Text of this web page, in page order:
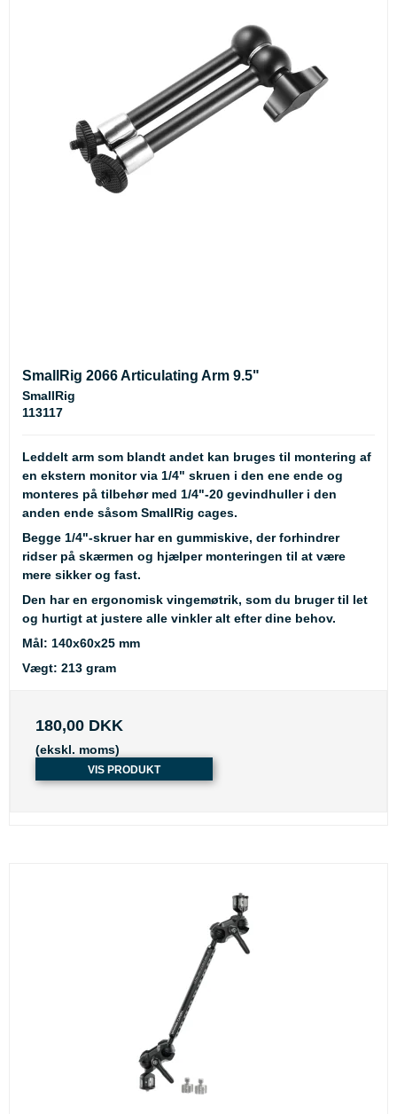
SmallRig 2066 Articulating Arm 9.5"
SmallRig
113117
Leddelt arm som blandt andet kan bruges til montering af
en ekstern monitor via 1/4" skruen i den ene ende og
monteres på tilbehør med 1/4"-20 gevindhuller i den
anden ende såsom SmallRig cages.
Begge 1/4"-skruer har en gummiskive, der forhindrer
ridser på skærmen og hjælper monteringen til at være
mere sikker og fast.
Den har en ergonomisk vingemøtrik, som du bruger til let
og hurtigt at justere alle vinkler alt efter dine behov.
Mål: 140x60x25 mm
Vægt: 213 gram
180,00 DKK
(ekskl. moms)
VIS PRODUKT